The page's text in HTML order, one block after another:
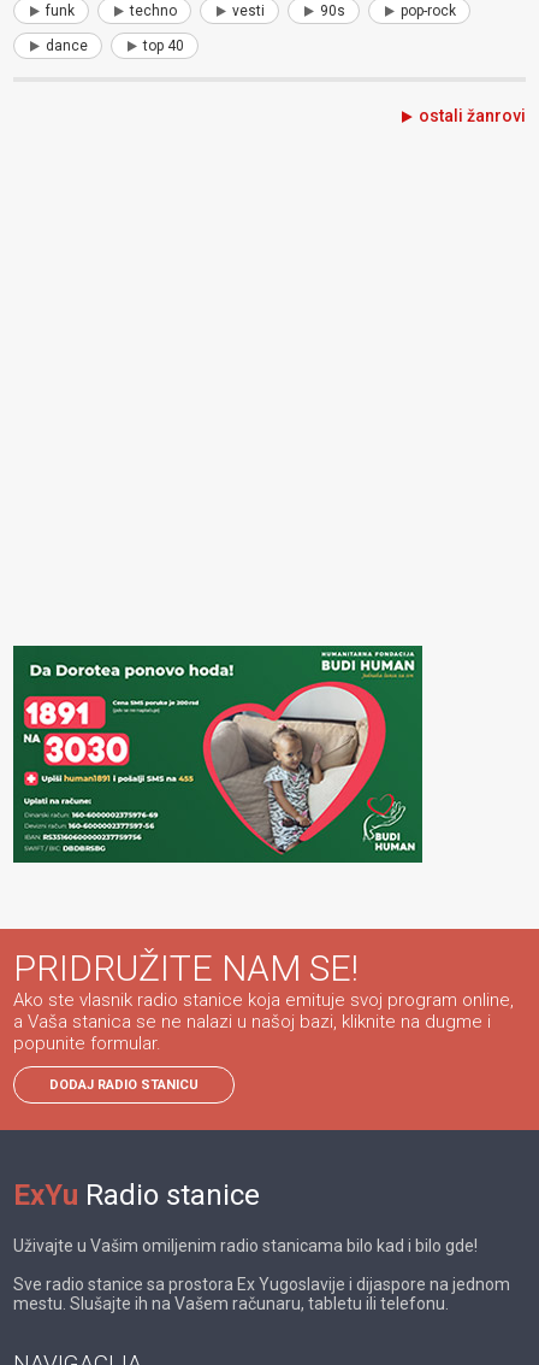
funk techno vesti 90s pop-rock
dance top 40
ostali žanrovi
PRIDRUŽITE NAM SE!
Ako ste vlasnik radio stanice koja emituje svoj program online,
a Vaša stanica se ne nalazi u našoj bazi, kliknite na dugme i
popunite formular.
DODAJ RADIO STANICU
ExYu Radio stanice
Uživajte u Vašim omiljenim radio stanicama bilo kad i bilo gde!
Sve radio stanice sa prostora Ex Yugoslavije i dijaspore na jednom
mestu. Slušajte ih na Vašem računaru, tabletu ili telefonu.